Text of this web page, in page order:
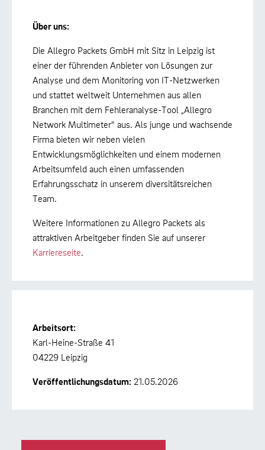
Über uns:
Die Allegro Packets GmbH mit Sitz in Leipzig ist
einer der führenden Anbieter von Lösungen zur
Analyse und dem Monitoring von IT-Netzwerken
und stattet weltweit Unternehmen aus allen
Branchen mit dem Fehleranalyse-Tool „Allegro
Network Multimeter" aus. Als junge und wachsende
Firma bieten wir neben vielen
Entwicklungsmöglichkeiten und einem modernen
Arbeitsumfeld auch einen umfassenden
Erfahrungsschatz in unserem diversitätsreichen
Team.
Weitere Informationen zu Allegro Packets als
attraktiven Arbeitgeber finden Sie auf unserer
Karriereseite.
Arbeitsort:
Karl-Heine-Straße 41
04229 Leipzig
Veröffentlichungsdatum: 21.05.2026